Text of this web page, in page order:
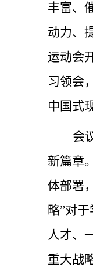
丰富、
动力、
运动会
习领会
中国式
会
新篇章
体部署
略”对
人才、
重大战